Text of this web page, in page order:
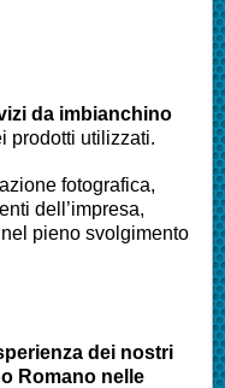
da imbianchino
prodotti utilizzati.
fotografica,
dell’impresa,
nel pieno svolgimento
dei nostri
Romano nelle